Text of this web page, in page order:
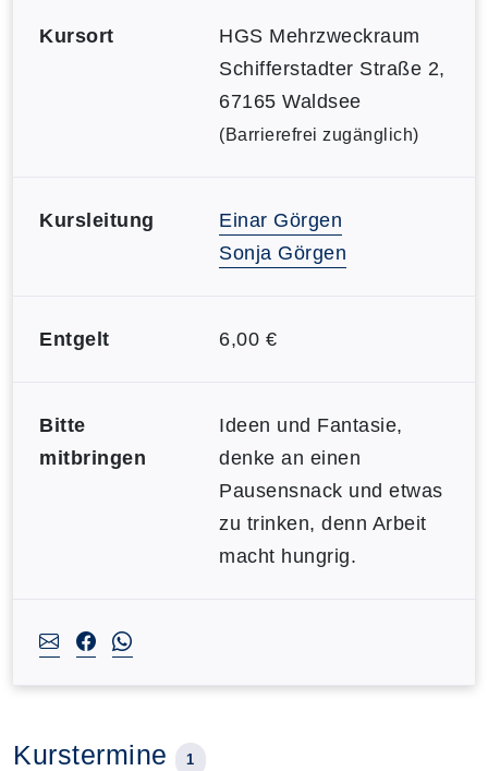
Kursort
HGS Mehrzweckraum
Schifferstadter Straße 2,
67165 Waldsee
(Barrierefrei zugänglich)
Kursleitung
Einar Görgen
Sonja Görgen
Entgelt 6,00 €
Bitte
mitbringen
Ideen und Fantasie,
denke an einen
Pausensnack und etwas
zu trinken, denn Arbeit
macht hungrig.
Kurstermine 1